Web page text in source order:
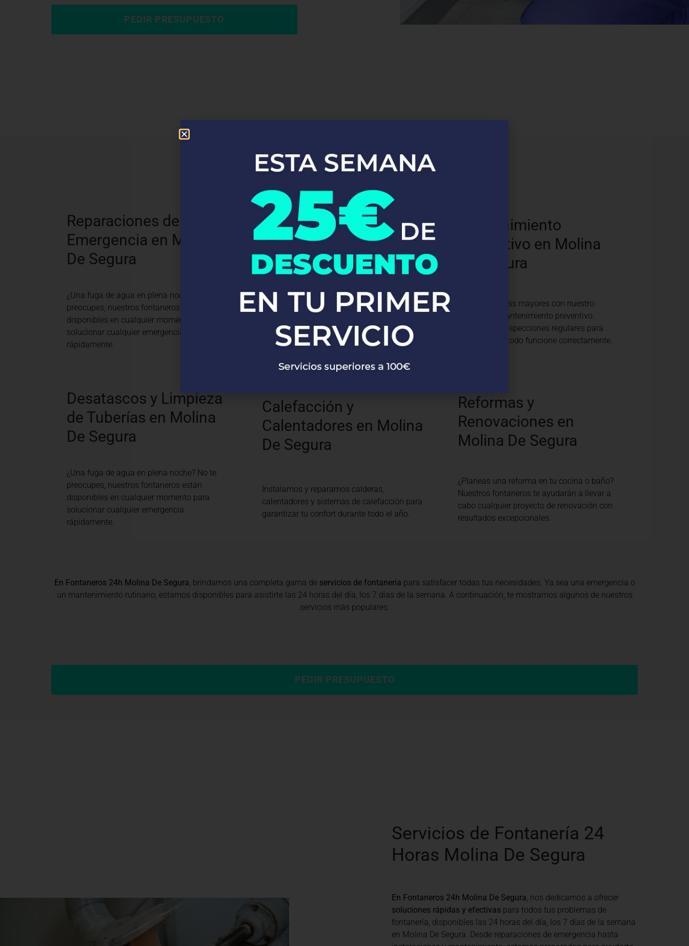
PEDIR PRESUPUESTO
Nuestros Servicios
Reparaciones de
Emergencia en Molina
De Segura
¿Una fuga de agua en plena noche? No te
preocupes, nuestros fontaneros están
disponibles en cualquier momento para
solucionar cualquier emergencia
rápidamente.
Instalaciones de
Fontanería en Molina
De Segura
Desde la instalación de grifos y fregaderos
nuestros expertos se encargan de todo con
precisión y profesionalismo.
Mantenimiento
Preventivo en Molina
De Segura
Evita problemas mayores con nuestro
servicio de mantenimiento preventivo.
Realizamos inspecciones regulares para
asegurar que todo funcione correctamente.
Desatascos y Limpieza
de Tuberías en Molina
De Segura
¿Una fuga de agua en plena noche? No te
preocupes, nuestros fontaneros están
disponibles en cualquier momento para
solucionar cualquier emergencia
rápidamente.
Calefacción y
Calentadores en Molina
De Segura
Instalamos y reparamos calderas,
calentadores y sistemas de calefacción para
garantizar tu confort durante todo el año.
Reformas y
Renovaciones en
Molina De Segura
¿Planeas una reforma en tu cocina o baño?
Nuestros fontaneros te ayudarán a llevar a
cabo cualquier proyecto de renovación con
resultados excepcionales.
En Fontaneros 24h Molina De Segura, brindamos una completa gama de servicios de fontanería para satisfacer todas tus necesidades. Ya sea una emergencia o
un mantenimiento rutinario, estamos disponibles para asistirte las 24 horas del día, los 7 días de la semana. A continuación, te mostramos algunos de nuestros
servicios más populares:
PEDIR PRESUPUESTO
Servicios de Fontanería 24
Horas Molina De Segura
En Fontaneros 24h Molina De Segura, nos dedicamos a ofrecer
soluciones rápidas y efectivas para todos tus problemas de
fontanería, disponibles las 24 horas del día, los 7 días de la semana
en Molina De Segura. Desde reparaciones de emergencia hasta